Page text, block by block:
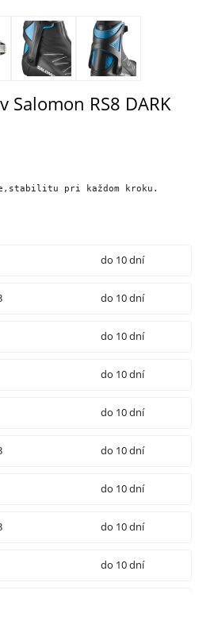
Salomon RS8 DARK
pri každom kroku.
do 10 dní
do 10 dní
do 10 dní
do 10 dní
do 10 dní
do 10 dní
do 10 dní
do 10 dní
do 10 dní